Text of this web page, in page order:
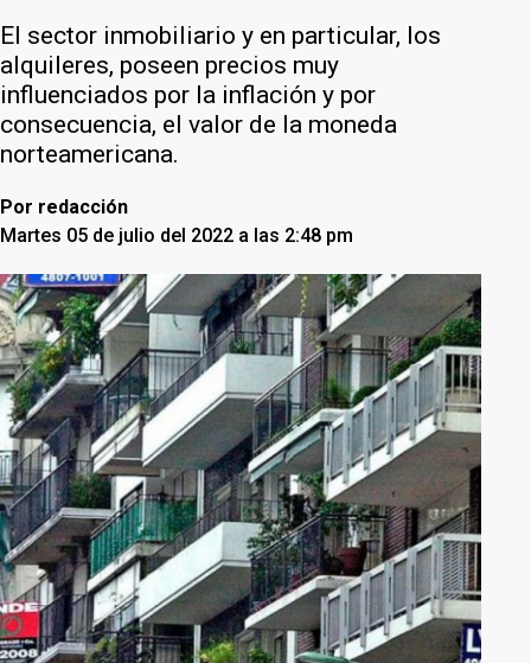
El sector inmobiliario y en particular, los
alquileres, poseen precios muy
influenciados por la inflación y por
consecuencia, el valor de la moneda
norteamericana.
Por redacción
Martes 05 de julio del 2022 a las 2:48 pm